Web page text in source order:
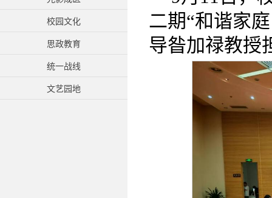
校园文化
思政教育
统一战线
文艺园地
二期“和谐家
导昝加禄教授